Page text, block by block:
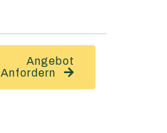
Angebot
Anfordern